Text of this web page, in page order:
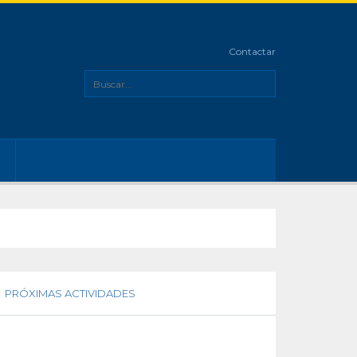
Contactar
PRÓXIMAS ACTIVIDADES